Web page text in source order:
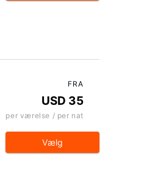
FRA
USD 35
per værelse / per nat
Vælg